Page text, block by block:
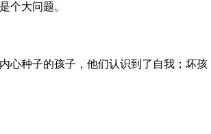
个大问题。
心种子的孩子，他们认识到了自我；坏孩